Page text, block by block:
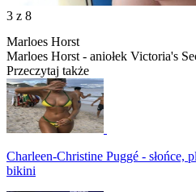
3 z 8
Marloes Horst
Marloes Horst - aniołek Victoria's
Przeczytaj także
Charleen-Christine Puggé - słońce,
bikini